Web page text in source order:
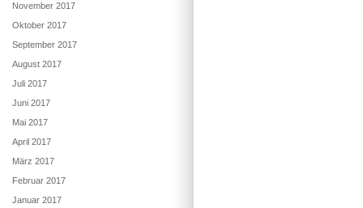
November 2017
Oktober 2017
September 2017
August 2017
Juli 2017
Juni 2017
Mai 2017
April 2017
März 2017
Februar 2017
Januar 2017